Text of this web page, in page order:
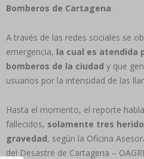
Bomberos de Cartagena.
A través de las redes sociales se
emergencia, la cual es atendida
bomberos de la ciudad y que
usuarios por la intensidad de las
Hasta el momento, el reporte
fallecidos, solamente tres
gravedad, según la Oficina
del Desastre de Cartagena –